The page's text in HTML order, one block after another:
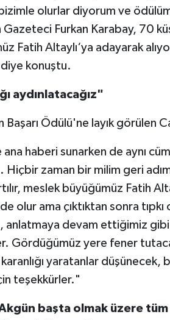
bizimle olurlar diyorum ve
Gazeteci Furkan Karabay, 70
Fatih Altaylı‘ya adayarak
diye konuştu.
aydınlatacağız"
Başarı Ödülü'ne layık
haberi sunarken de aynı
Hiçbir zaman bir milim geri
meslek büyüğümüz Fatih
olur ama çıktıktan sonra
anlatmaya devam ettiğimiz
Gördüğümüz yere fener
yaratanlar
teşekkürler."
başta olmak üzere